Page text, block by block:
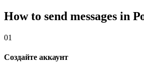
How to send messages in
01
Создайте аккаунт